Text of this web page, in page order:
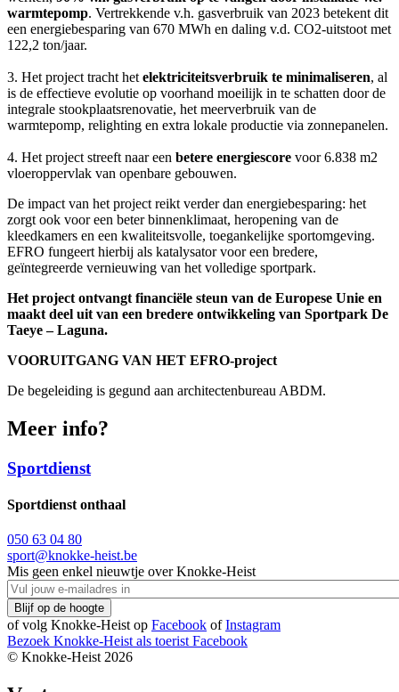
warmtepomp. Vertrekkende v.h. gasverbruik van 2023 betekent dit
een energiebesparing van 670 MWh en daling v.d. CO2-uitstoot met
122,2 ton/jaar.
3. Het project tracht het elektriciteitsverbruik te minimaliseren, al
is de effectieve evolutie op voorhand moeilijk in te schatten door de
integrale stookplaatsrenovatie, het meerverbruik van de
warmtepomp, relighting en extra lokale productie via zonnepanelen.
4. Het project streeft naar een betere energiescore voor 6.838 m2
vloeroppervlak van openbare gebouwen.
De impact van het project reikt verder dan energiebesparing: het
zorgt ook voor een beter binnenklimaat, heropening van de
kleedkamers en een kwaliteitsvolle, toegankelijke sportomgeving.
EFRO fungeert hierbij als katalysator voor een bredere,
geïntegreerde vernieuwing van het volledige sportpark.
Het project ontvangt financiële steun van de Europese Unie en
maakt deel uit van een bredere ontwikkeling van Sportpark De
Taeye – Laguna.
VOORUITGANG VAN HET EFRO-project
De begeleiding is gegund aan architectenbureau ABDM.
Meer info?
Sportdienst
Sportdienst onthaal
050 63 04 80
sport@knokke-heist.be
Mis geen enkel nieuwtje over Knokke-Heist
of volg Knokke-Heist op Facebook ofInstagram
Bezoek Knokke-Heist als toerist Facebook
© Knokke-Heist 2026